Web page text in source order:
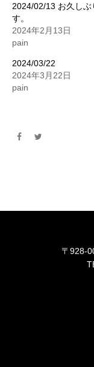
2024/02/13 お久しぶ
す。
2024年2月13日
pain
2024/03/22
2024年3月22日
pain
〒928-